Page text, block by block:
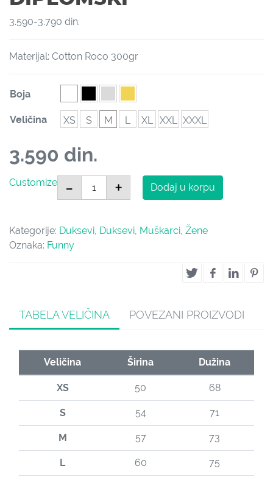
3.590-3.790 din.
Materijal: Cotton Roco 300gr
Boja
Veličina XS S M L XL XXL XXXL
3.590 din.
-
Diplomski količina
+ Dodaj u korpu
Customize
Kategorije: Duksevi, Duksevi, Muškarci, Žene
Oznaka: Funny
TABELA VELIČINA POVEZANI PROIZVODI
Veličina Širina Dužina
XS 50 68
S 54 71
M 57 73
L 60 75